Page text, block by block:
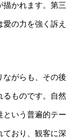
描かれます。第三
の力を強く訴え
ながらも、その後
るものです。自然
という普遍的テー
ており、観客に深